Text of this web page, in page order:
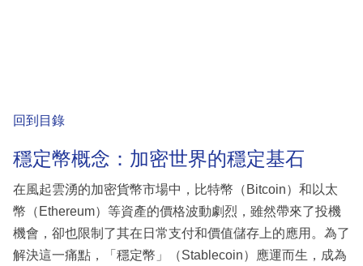
回到目錄
穩定幣概念：加密世界的穩定基石
在風起雲湧的加密貨幣市場中，比特幣（Bitcoin）和以太
幣（Ethereum）等資產的價格波動劇烈，雖然帶來了投機
機會，卻也限制了其在日常支付和價值儲存上的應用。為了
解決這一痛點，「穩定幣」（Stablecoin）應運而生，成為